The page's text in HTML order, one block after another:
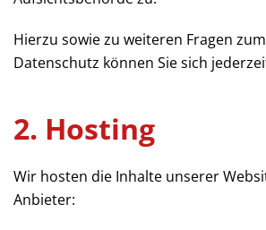
Hierzu sowie zu weiteren Fragen
Datenschutz können Sie sich
2. Hosting
Wir hosten die Inhalte unserer
Anbieter: